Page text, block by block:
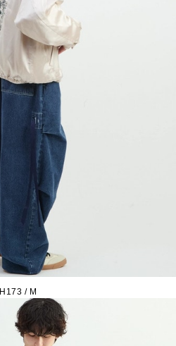
H173 / M